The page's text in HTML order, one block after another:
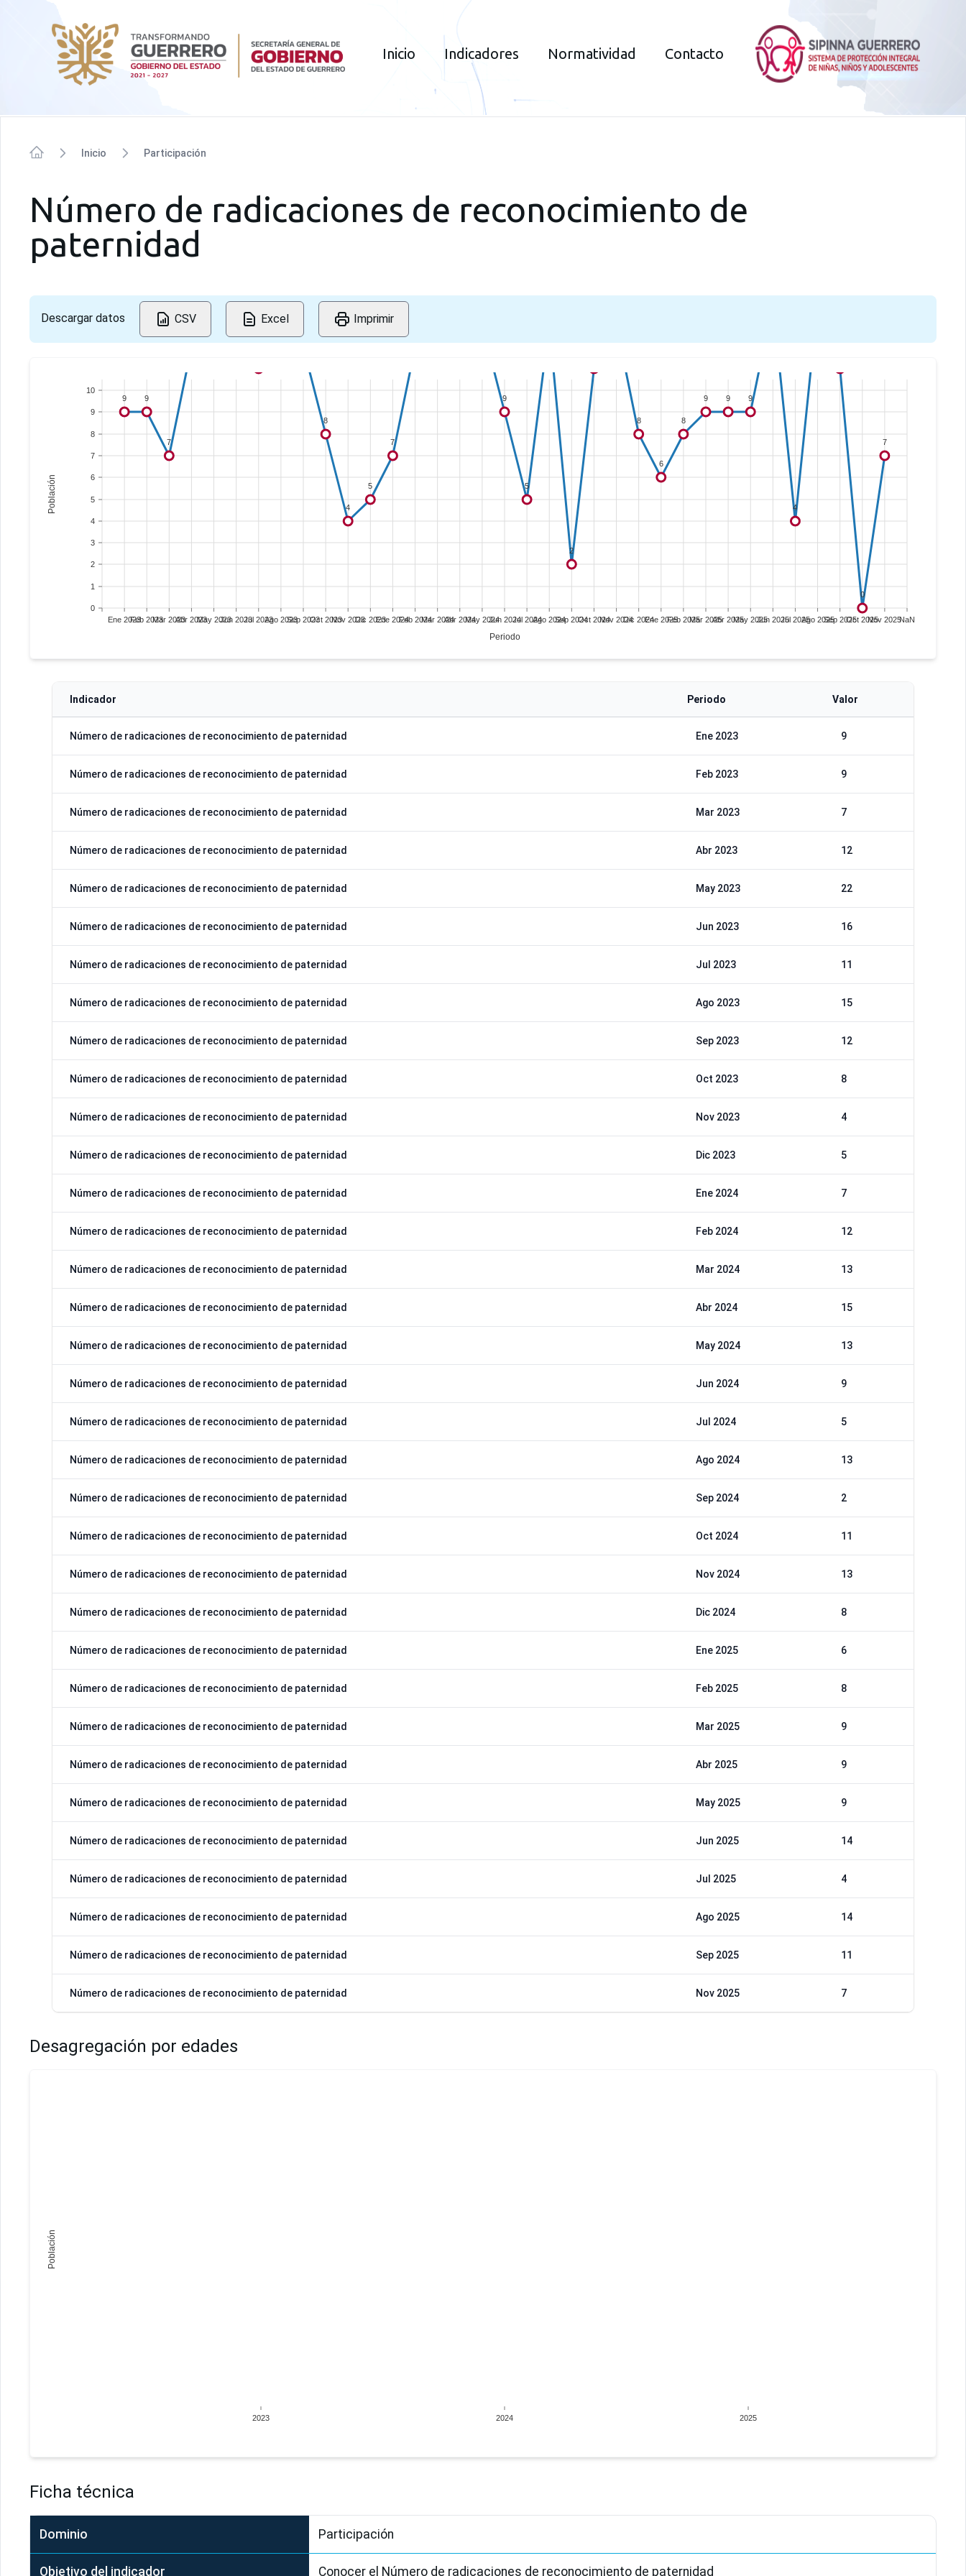
SIPINNA
Inicio Indicadores Normatividad Contacto
Inicio Participación
Número de radicaciones de reconocimiento de
paternidad
Descargar datos CSV Excel Imprimir
Ene 2023Feb 2023Mar 2023Abr 2023May 2023Jun 2023Jul 2023Ago 2023Sep 2023Oct 2023Nov 2023Dic 2023Ene 2024Feb 2024Mar 2024Abr 2024May 2024Jun 2024Jul 2024Ago 2024Sep 2024Oct 2024Nov 2024Dic 2024Ene 2025Feb 2025Mar 2025Abr 2025May 2025Jun 2025Jul 2025Ago 2025Sep 2025Oct 2025Nov 2025NaN
Periodo
0
1
2
3
4
5
6
7
8
9
10
Población
7
0
4
9
9
9
8
6
8
2
5
9
7
5
4
8
12
22
7
9
9
Indicador Periodo Valor
Número de radicaciones de reconocimiento de paternidad Ene 2023 9
Número de radicaciones de reconocimiento de paternidad Feb 2023 9
Número de radicaciones de reconocimiento de paternidad Mar 2023 7
Número de radicaciones de reconocimiento de paternidad Abr 2023 12
Número de radicaciones de reconocimiento de paternidad May 2023 22
Número de radicaciones de reconocimiento de paternidad Jun 2023 16
Número de radicaciones de reconocimiento de paternidad Jul 2023 11
Número de radicaciones de reconocimiento de paternidad Ago 2023 15
Número de radicaciones de reconocimiento de paternidad Sep 2023 12
Número de radicaciones de reconocimiento de paternidad Oct 2023 8
Número de radicaciones de reconocimiento de paternidad Nov 2023 4
Número de radicaciones de reconocimiento de paternidad Dic 2023 5
Número de radicaciones de reconocimiento de paternidad Ene 2024 7
Número de radicaciones de reconocimiento de paternidad Feb 2024 12
Número de radicaciones de reconocimiento de paternidad Mar 2024 13
Número de radicaciones de reconocimiento de paternidad Abr 2024 15
Número de radicaciones de reconocimiento de paternidad May 2024 13
Número de radicaciones de reconocimiento de paternidad Jun 2024 9
Número de radicaciones de reconocimiento de paternidad Jul 2024 5
Número de radicaciones de reconocimiento de paternidad Ago 2024 13
Número de radicaciones de reconocimiento de paternidad Sep 2024 2
Número de radicaciones de reconocimiento de paternidad Oct 2024 11
Número de radicaciones de reconocimiento de paternidad Nov 2024 13
Número de radicaciones de reconocimiento de paternidad Dic 2024 8
Número de radicaciones de reconocimiento de paternidad Ene 2025 6
Número de radicaciones de reconocimiento de paternidad Feb 2025 8
Número de radicaciones de reconocimiento de paternidad Mar 2025 9
Número de radicaciones de reconocimiento de paternidad Abr 2025 9
Número de radicaciones de reconocimiento de paternidad May 2025 9
Número de radicaciones de reconocimiento de paternidad Jun 2025 14
Número de radicaciones de reconocimiento de paternidad Jul 2025 4
Número de radicaciones de reconocimiento de paternidad Ago 2025 14
Número de radicaciones de reconocimiento de paternidad Sep 2025 11
Número de radicaciones de reconocimiento de paternidad Nov 2025 7
Desagregación por edades
2023 2024 2025
Población
Ficha técnica
Dominio Participación
Objetivo del indicador Conocer el Número de radicaciones de reconocimiento de paternidad